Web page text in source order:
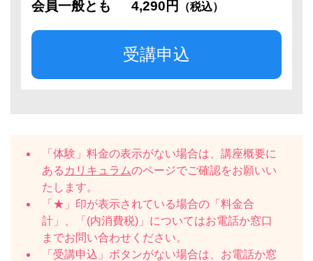
会員一般とも 4,290円 （税込）
受講申込
「体験」料金の表示がない場合は、講座概要に
ある カリキュラムのページでご確認をお願いい
たします。
「★」印が表示されている場合の「料金合
計」、「(内消費税)」についてはお電話か窓口
までお問い合わせください。
「受講申込」ボタンがない場合は、お電話か窓